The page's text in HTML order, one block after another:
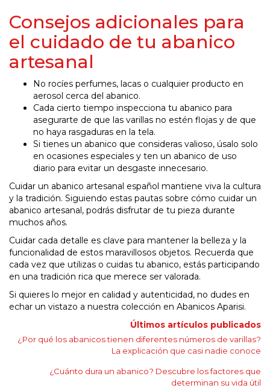
Consejos adicionales para
el cuidado de tu abanico
artesanal
No rocíes perfumes, lacas o cualquier producto en
aerosol cerca del abanico.
Cada cierto tiempo inspecciona tu abanico para
asegurarte de que las varillas no estén flojas y de que
no haya rasgaduras en la tela.
Si tienes un abanico que consideras valioso, úsalo solo
en ocasiones especiales y ten un abanico de uso
diario para evitar un desgaste innecesario.
Cuidar un abanico artesanal español mantiene viva la cultura
y la tradición. Siguiendo estas pautas sobre cómo cuidar un
abanico artesanal, podrás disfrutar de tu pieza durante
muchos años.
Cuidar cada detalle es clave para mantener la belleza y la
funcionalidad de estos maravillosos objetos. Recuerda que
cada vez que utilizas o cuidas tu abanico, estás participando
en una tradición rica que merece ser valorada.
Si quieres lo mejor en calidad y autenticidad, no dudes en
echar un vistazo a nuestra colección en Abanicos Aparisi.
Últimos artículos publicados
¿Por qué los abanicos tienen diferentes números de varillas?
La explicación que casi nadie conoce
¿Cuánto dura un abanico? Descubre los factores que
determinan su vida útil